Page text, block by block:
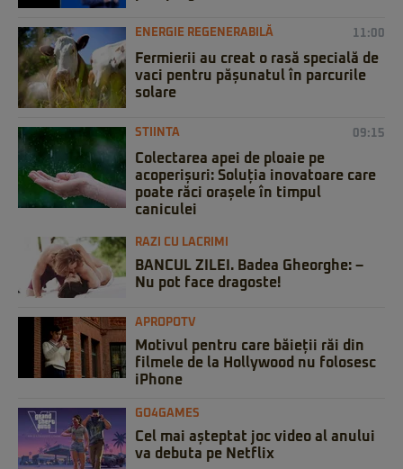
ENERGIE REGENERABILĂ 11:00
Fermierii au creat o rasă specială de
vaci pentru pășunatul în parcurile
solare
STIINTA 09:15
Colectarea apei de ploaie pe
acoperișuri: Soluția inovatoare care
poate răci orașele în timpul
caniculei
RAZI CU LACRIMI
BANCUL ZILEI. Badea Gheorghe: –
Nu pot face dragoste!
APROPOTV
Motivul pentru care băieții răi din
filmele de la Hollywood nu folosesc
iPhone
GO4GAMES
Cel mai așteptat joc video al anului
va debuta pe Netflix